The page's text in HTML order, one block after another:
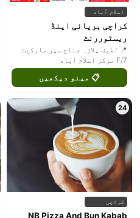
اسلام آباد
کراچی بریانی اینڈ
ریسٹوررنٹ
📍 لطیف پلازہ جناح سپر مارکیٹ
F/7 مرکز اسلام آباد
📋 مینو دیکھیں
24
کراچی
NB Pizza And Bun Kabab